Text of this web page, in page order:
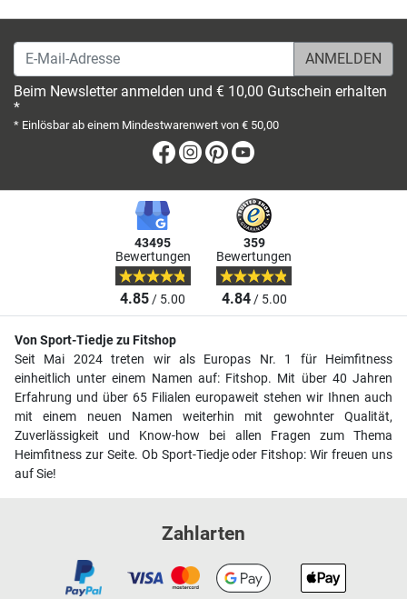
E-Mail-Adresse
Beim Newsletter anmelden und € 10,00 Gutschein erhalten
*
* Einlösbar ab einem Mindestwarenwert von € 50,00
Facebook
Instagram
Pinterest
43495
Bewertungen
4.85/ 5.00
359
Bewertungen
4.84/ 5.00
Von Sport-Tiedje zu Fitshop
Seit Mai 2024 treten wir als Europas Nr. 1 für Heimfitness
einheitlich unter einem Namen auf: Fitshop. Mit über 40 Jahren
Erfahrung und über 65 Filialen europaweit stehen wir Ihnen auch
mit einem neuen Namen weiterhin mit gewohnter Qualität,
Zuverlässigkeit und Know-how bei allen Fragen zum Thema
Heimfitness zur Seite. Ob Sport-Tiedje oder Fitshop: Wir freuen uns
auf Sie!
Zahlarten